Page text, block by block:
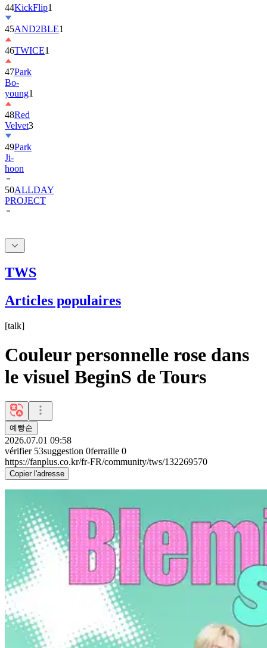
45AND2BLE
46TWICE1
47Park
Bo-
young1
48Red
Velvet
49Park
Ji-
hoon
50ALLDAY
PROJECT
TWS
Articles populaires
[talk]
Couleur personnelle rose dans
le visuel BeginS de Tours
예빵순
2026.07.01 09:58
vérifier 53suggestion 0ferraille 0
https://fanplus.co.kr/fr-FR/community/tws/132269570
Copier l'adresse